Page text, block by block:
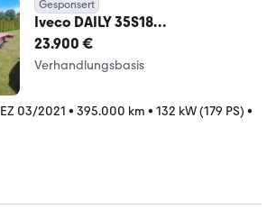
Gesponsert
Iveco DAILY 35S18
Abschleppwagen Klima
23.900 €
Verhandlungsbasis
EZ 03/2021 • 395.000 km • 132 kW (179 PS) •